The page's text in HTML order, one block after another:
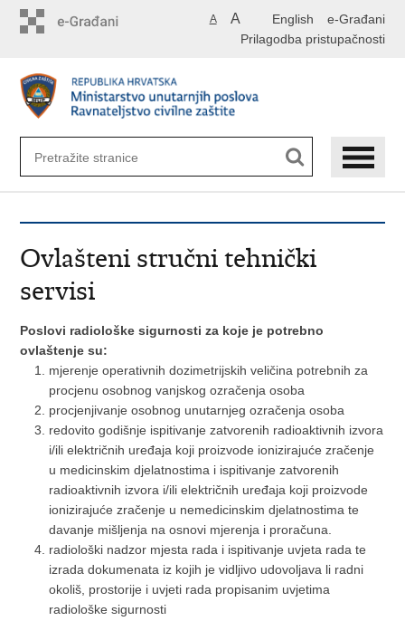
English e-Građani
A A
Prilagodba pristupačnosti
Ovlašteni stručni tehnički
servisi
Poslovi radiološke sigurnosti za koje je potrebno
ovlaštenje su:
mjerenje operativnih dozimetrijskih veličina potrebnih za
procjenu osobnog vanjskog ozračenja osoba
procjenjivanje osobnog unutarnjeg ozračenja osoba
redovito godišnje ispitivanje zatvorenih radioaktivnih izvora
i/ili električnih uređaja koji proizvode ionizirajuće zračenje
u medicinskim djelatnostima i ispitivanje zatvorenih
radioaktivnih izvora i/ili električnih uređaja koji proizvode
ionizirajuće zračenje u nemedicinskim djelatnostima te
davanje mišljenja na osnovi mjerenja i proračuna.
radiološki nadzor mjesta rada i ispitivanje uvjeta rada te
izrada dokumenata iz kojih je vidljivo udovoljava li radni
okoliš, prostorije i uvjeti rada propisanim uvjetima
radiološke sigurnosti